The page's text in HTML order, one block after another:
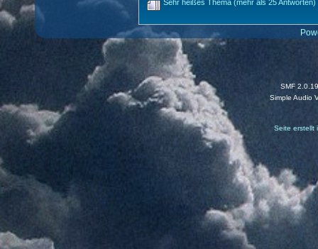
Sehr heißes Thema (mehr als 25 Antworten)
SMF 2.0.19
Simple Audio
Seite erstellt